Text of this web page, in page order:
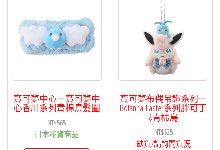
目
序
寶可夢中心－寶可夢中
心香川系列青棉鳥髮圈
NT$565
日本發貨商品
寶可夢布偶吊飾系列－
Botanical Easter系列胖可丁
&青棉鳥
NT$535
缺貨/請詢問貨況